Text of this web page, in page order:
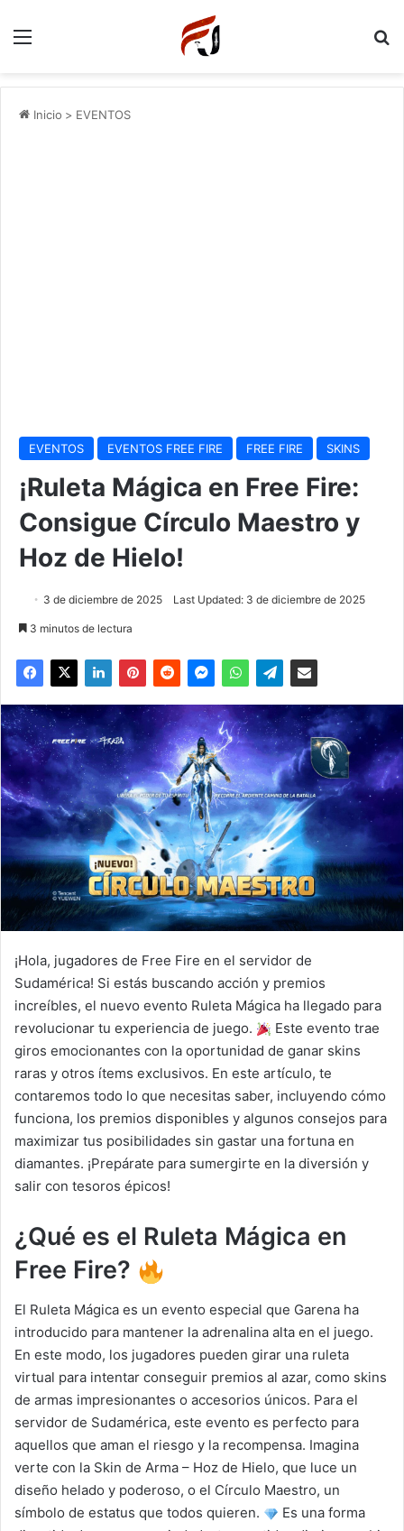
Menu
Inicio > EVENTOS
EVENTOS EVENTOS FREE FIRE FREE FIRE SKINS
¡Ruleta Mágica en Free Fire:
Consigue Círculo Maestro y
Hoz de Hielo!
3 de diciembre de 2025 Last Updated: 3 de diciembre de 2025
3 minutos de lectura
¡Hola, jugadores de Free Fire en el servidor de
Sudamérica! Si estás buscando acción y premios
increíbles, el nuevo evento Ruleta Mágica ha llegado para
revolucionar tu experiencia de juego.
Este evento trae
giros emocionantes con la oportunidad de ganar skins
raras y otros ítems exclusivos. En este artículo, te
contaremos todo lo que necesitas saber, incluyendo cómo
funciona, los premios disponibles y algunos consejos para
maximizar tus posibilidades sin gastar una fortuna en
diamantes. ¡Prepárate para sumergirte en la diversión y
salir con tesoros épicos!
¿Qué es el Ruleta Mágica en
Free Fire?
El Ruleta Mágica es un evento especial que Garena ha
introducido para mantener la adrenalina alta en el juego.
En este modo, los jugadores pueden girar una ruleta
virtual para intentar conseguir premios al azar, como skins
de armas impresionantes o accesorios únicos. Para el
servidor de Sudamérica, este evento es perfecto para
aquellos que aman el riesgo y la recompensa. Imagina
verte con la Skin de Arma – Hoz de Hielo, que luce un
diseño helado y poderoso, o el Círculo Maestro, un
símbolo de estatus que todos quieren.
Es una forma